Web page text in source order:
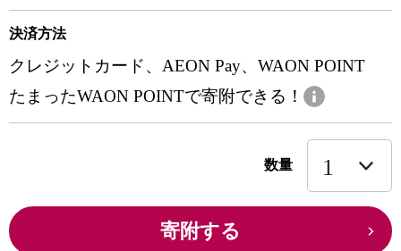
決済方法
クレジットカード、AEON Pay、WAON POINT
たまったWAON POINTで寄附できる！
数量
寄附する